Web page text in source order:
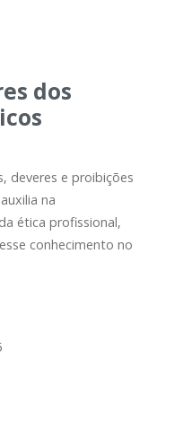
dos
deveres e proibições
na
ética profissional,
conhecimento no